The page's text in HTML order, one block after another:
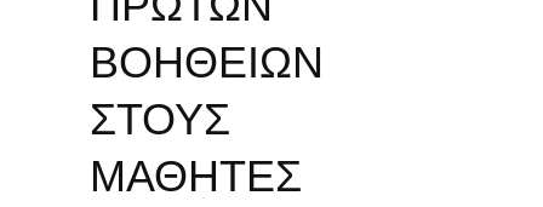
ΒΟΗΘΕΙΩΝ
ΣΤΟΥΣ
ΜΑΘΗΤΕΣ